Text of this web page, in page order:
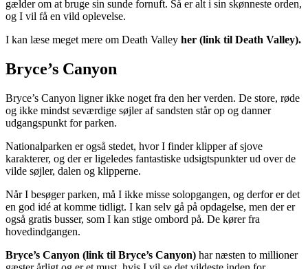
gælder om at bruge sin sunde fornuft. Så er alt i sin skønneste orden,
og I vil få en vild oplevelse.
I kan læse meget mere om Death Valley her (link til Death Valley).
Bryce’s Canyon
Bryce’s Canyon ligner ikke noget fra den her verden. De store, røde
og ikke mindst seværdige søjler af sandsten står op og danner
udgangspunkt for parken.
Nationalparken er også stedet, hvor I finder klipper af sjove
karakterer, og der er ligeledes fantastiske udsigtspunkter ud over de
vilde søjler, dalen og klipperne.
Når I besøger parken, må I ikke misse solopgangen, og derfor er det
en god idé at komme tidligt. I kan selv gå på opdagelse, men der er
også gratis busser, som I kan stige ombord på. De kører fra
hovedindgangen.
Bryce’s Canyon (link til Bryce’s Canyon) har næsten to millioner